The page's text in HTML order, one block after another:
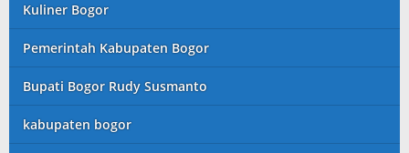
Kuliner Bogor
Pemerintah Kabupaten Bogor
Bupati Bogor Rudy Susmanto
kabupaten bogor